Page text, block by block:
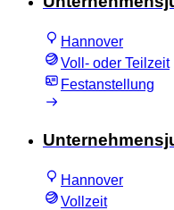
Hannover
Voll- oder Teilzeit
Festanstellung
Hannover
Vollzeit